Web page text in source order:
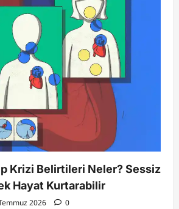
Kira
Ödenmezse
Tüm
Kiralar
İstenir
mi?
Kira
Sözleşmelerindeki
Geçersiz
Maddeler
Krizi Belirtileri Neler? Sessiz
Hayat Kurtarabilir
2026 0